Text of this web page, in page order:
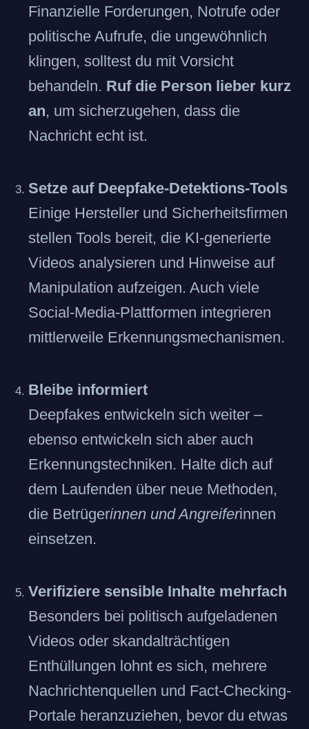
Finanzielle Forderungen, Notrufe oder
politische Aufrufe, die ungewöhnlich
klingen, solltest du mit Vorsicht
behandeln. Ruf die Person lieber kurz
an, um sicherzugehen, dass die
Nachricht echt ist.
Setze auf Deepfake-Detektions-Tools
Einige Hersteller und Sicherheitsfirmen
stellen Tools bereit, die KI-generierte
Videos analysieren und Hinweise auf
Manipulation aufzeigen. Auch viele
Social-Media-Plattformen integrieren
mittlerweile Erkennungsmechanismen.
Bleibe informiert
Deepfakes entwickeln sich weiter –
ebenso entwickeln sich aber auch
Erkennungstechniken. Halte dich auf
dem Laufenden über neue Methoden,
die Betrügerinnen und Angreiferinnen
einsetzen.
Verifiziere sensible Inhalte mehrfach
Besonders bei politisch aufgeladenen
Videos oder skandalträchtigen
Enthüllungen lohnt es sich, mehrere
Nachrichtenquellen und Fact-Checking-
Portale heranzuziehen, bevor du etwas